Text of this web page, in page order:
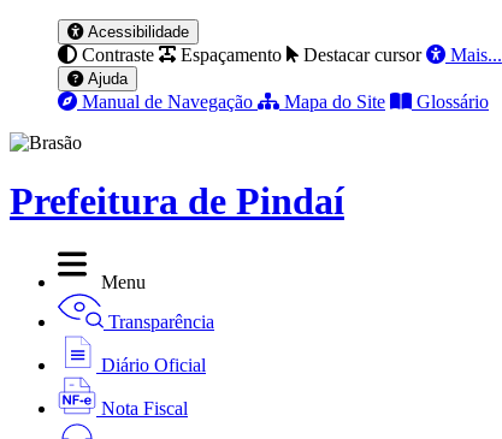
Acessibilidade
Contraste Espaçamento Destacar cursor Mais...
Ajuda
Manual de Navegação Mapa do Site Glossário
Prefeitura de Pindaí
Menu
Transparência
Diário Oficial
Nota Fiscal